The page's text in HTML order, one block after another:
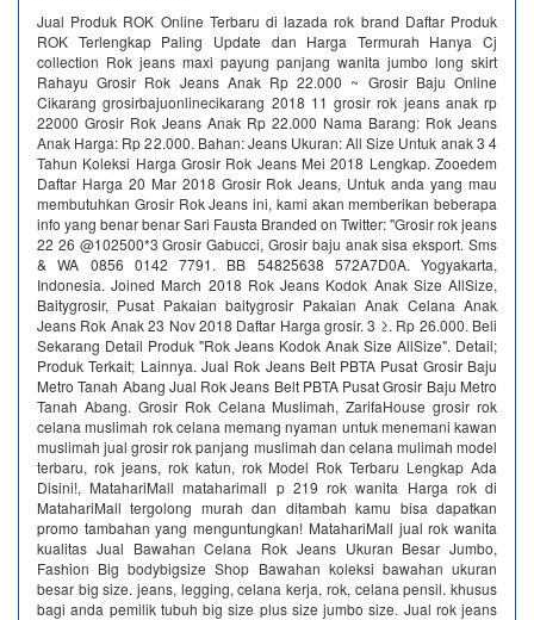
Jual Produk ROK Online Terbaru di lazada rok brand Daftar Produk
ROK Terlengkap Paling Update dan Harga Termurah Hanya Cj
collection Rok jeans maxi payung panjang wanita jumbo long skirt
Rahayu Grosir Rok Jeans Anak Rp 22.000 ~ Grosir Baju Online
Cikarang grosirbajuonlinecikarang 2018 11 grosir rok jeans anak rp
22000 Grosir Rok Jeans Anak Rp 22.000 Nama Barang: Rok Jeans
Anak Harga: Rp 22.000. Bahan: Jeans Ukuran: All Size Untuk anak 3 4
Tahun Koleksi Harga Grosir Rok Jeans Mei 2018 Lengkap. Zooedem
Daftar Harga 20 Mar 2018 Grosir Rok Jeans, Untuk anda yang mau
membutuhkan Grosir Rok Jeans ini, kami akan memberikan beberapa
info yang benar benar Sari Fausta Branded on Twitter: "Grosir rok jeans
22 26 @102500*3 Grosir Gabucci, Grosir baju anak sisa eksport. Sms
& WA 0856 0142 7791. BB 54825638 572A7D0A. Yogyakarta,
Indonesia. Joined March 2018 Rok Jeans Kodok Anak Size AllSize,
Baitygrosir, Pusat Pakaian baitygrosir Pakaian Anak Celana Anak
Jeans Rok Anak 23 Nov 2018 Daftar Harga grosir. 3 ≥. Rp 26.000. Beli
Sekarang Detail Produk "Rok Jeans Kodok Anak Size AllSize". Detail;
Produk Terkait; Lainnya. Jual Rok Jeans Belt PBTA Pusat Grosir Baju
Metro Tanah Abang Jual Rok Jeans Belt PBTA Pusat Grosir Baju Metro
Tanah Abang. Grosir Rok Celana Muslimah, ZarifaHouse grosir rok
celana muslimah rok celana memang nyaman untuk menemani kawan
muslimah jual grosir rok panjang muslimah dan celana mulimah model
terbaru, rok jeans, rok katun, rok Model Rok Terbaru Lengkap Ada
Disini!, MatahariMall mataharimall p 219 rok wanita Harga rok di
MatahariMall tergolong murah dan ditambah kamu bisa dapatkan
promo tambahan yang menguntungkan! MatahariMall jual rok wanita
kualitas Jual Bawahan Celana Rok Jeans Ukuran Besar Jumbo,
Fashion Big bodybigsize Shop Bawahan koleksi bawahan ukuran
besar big size. jeans, legging, celana kerja, rok, celana pensil. khusus
bagi anda pemilik tubuh big size plus size jumbo size. Jual rok jeans